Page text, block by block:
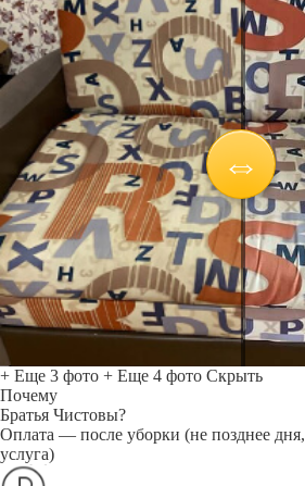
+ Еще 3 фото + Еще 4 фото Скрыть
Почему
Братья Чистовы?
Оплата — после уборки (не позднее
услуга)